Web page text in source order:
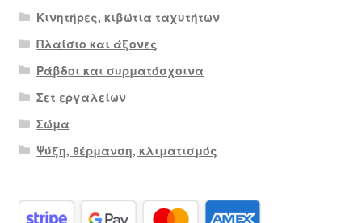
Κινητήρες, κιβώτια ταχυτήτων
Πλαίσιο και άξονες
Ράβδοι και συρματόσχοινα
Σετ εργαλείων
Σώμα
Ψύξη, θέρμανση, κλιματισμός